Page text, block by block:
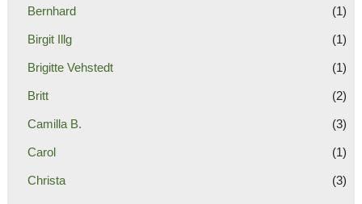
Bernhard (1)
Birgit Illg (1)
Brigitte Vehstedt (1)
Britt (2)
Camilla B. (3)
Carol (1)
Christa (3)